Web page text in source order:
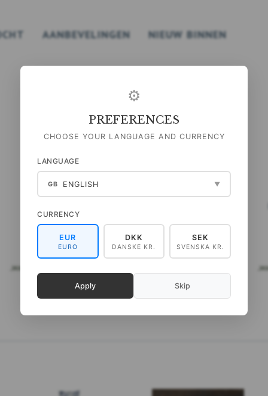
AANBEVELINGEN NIEUW BINNEN
99,00 DKK
79,20 DKK EXCL. BTW
)
99,00 DKK
79,20 DKKEXCL. BTW
VOEG TOE AAN
⚙
PREFERENCES
CHOOSE YOUR LANGUAGE AND CURRENCY
LANGUAGE
GB ENGLISH ▼
CURRENCY
EUR
EURO
DKK
DANSKE KR.
SEK
SVENSKA KR.
Apply Skip